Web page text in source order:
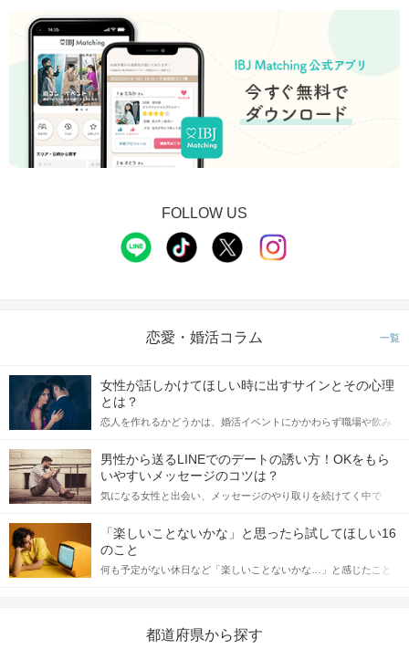
FOLLOW US
恋愛・婚活コラム 一覧
女性が話しかけてほしい時に出すサインとその心理
とは？
恋人を作れるかどうかは、婚活イベントにかかわらず職場や飲み
てアプローチできるかにも左右されます。 これから恋人作りを本
格的に始めようとしている方は、女性が異性を求めて出すサイン
をしっかりと理解し、正しい行動に移せるかどうかが重要。 この
記事では、女性が話しかけて欲しい時に出すサインとその心理を
合にどのような行動に繋げるべきかをご紹介していきます。
男性から送るLINEでのデートの誘い方！OKをもら
いやすいメッセージのコツは？
気になる女性と出会い、メッセージのやり取りを続けてく中で
しかし、中には「どう誘ったらいいの？」とお困りの男性もいら
っしゃるのではないでしょうか。 そこで今回は、男性から女性へ
送るLINEでのデートの誘い方のコツをご紹介します。例文も混じ
えながら解説するので、ぜひ参考にしてください。
「楽しいことないかな」と思ったら試してほしい16
のこと
何も予定がない休日など「楽しいことないかな…」と感じたこと
の楽しいことアイデアを集めました♪ いままさに楽しいことを探し
都道府県から探す